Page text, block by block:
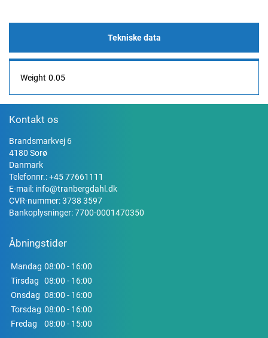
Tekniske data
Weight 0.05
Kontakt os
Brandsmarkvej 6
4180 Sorø
Danmark
Telefonnr.:+45 77661111
E-mail: info@tranbergdahl.dk
CVR-nummer: 3738 3597
Bankoplysninger: 7700-0001470350
Åbningstider
Mandag 08:00 - 16:00
Tirsdag
08:00 - 16:00
Onsdag 08:00 - 16:00
Torsdag 08:00 - 16:00
Fredag
08:00 - 15:00